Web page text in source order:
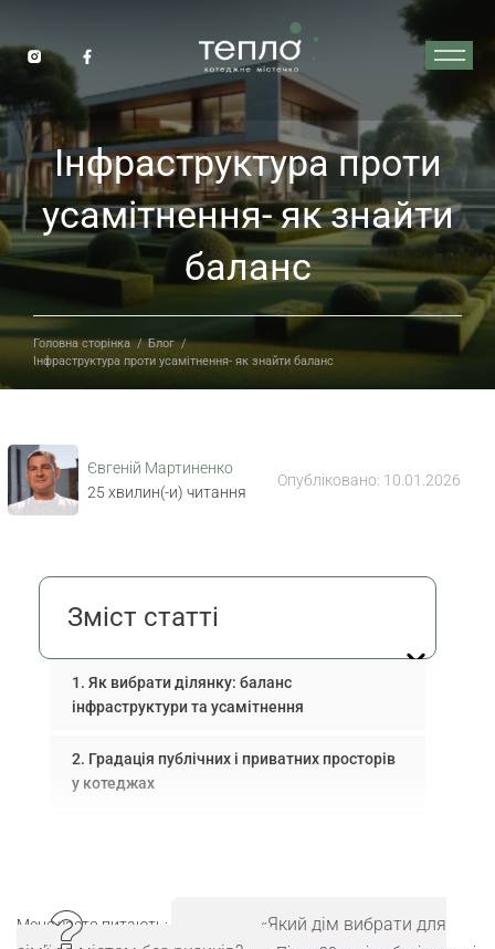
Інфраструктура проти
усамітнення- як знайти
баланс
Головна сторінка / Блог /
Інфраструктура проти усамітнення- як знайти баланс
Євгеній Мартиненко
25 хвилин(-и) читання
Опубліковано: 10.01.2026
Зміст статті
Як вибрати ділянку: баланс
інфраструктури та усамітнення
Градація публічних і приватних просторів
у котеджах
Мене часто питають:
«Який дім вибрати для